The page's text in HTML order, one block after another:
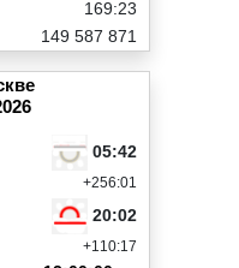
169:23
149 587 871
05:42
+256:01
20:02
+110:17